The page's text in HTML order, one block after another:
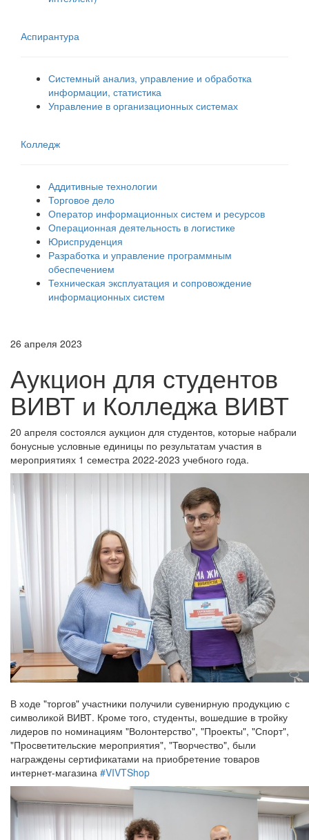
Аспирантура
Системный анализ, управление и обработка
информации, статистика
Управление в организационных системах
Колледж
Аддитивные технологии
Торговое дело
Оператор информационных систем и ресурсов
Операционная деятельность в логистике
Юриспруденция
Разработка и управление программным
обеспечением
Техническая эксплуатация и сопровождение
информационных систем
26 апреля 2023
Аукцион для студентов
ВИВТ и Колледжа ВИВТ
20 апреля состоялся аукцион для студентов, которые набрали
бонусные условные единицы по результатам участия в
мероприятиях 1 семестра 2022-2023 учебного года.
В ходе "торгов" участники получили сувенирную продукцию с
символикой ВИВТ. Кроме того, студенты, вошедшие в тройку
лидеров по номинациям "Волонтерство", "Проекты", "Спорт",
"Просветительские мероприятия", "Творчество", были
награждены сертификатами на приобретение товаров
интернет-магазина #VIVTShop